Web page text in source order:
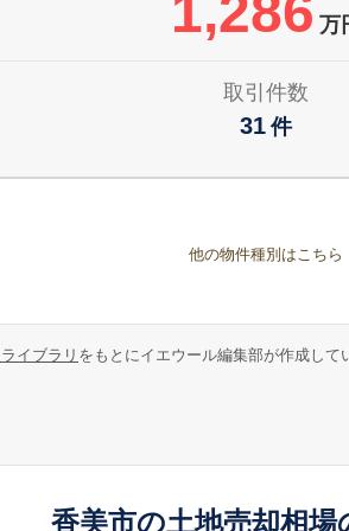
万
取引件数
31 件
他の物件種別はこちら
イブラリ をもとにイエウール編集部が作成して
香美市の土地売却相場